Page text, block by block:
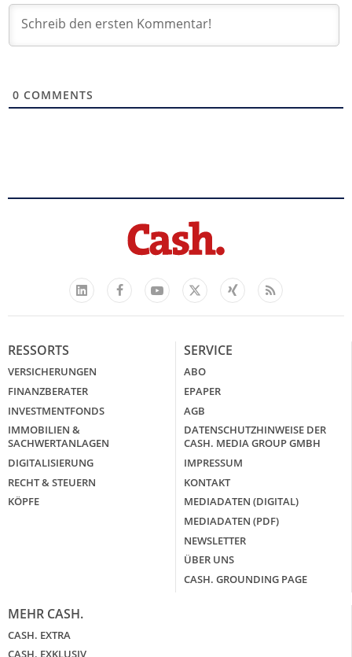
0 COMMENTS
LinkedIn
FacebookYouTube
X
Xing Feed
RESSORTS
VERSICHERUNGEN
FINANZBERATER
INVESTMENTFONDS
IMMOBILIEN &
SACHWERTANLAGEN
DIGITALISIERUNG
RECHT & STEUERN
KÖPFE
SERVICE
ABO
EPAPER
AGB
DATENSCHUTZHINWEISE DER
CASH. MEDIA GROUP GMBH
IMPRESSUM
KONTAKT
MEDIADATEN (DIGITAL)
MEDIADATEN (PDF)
NEWSLETTER
ÜBER UNS
CASH. GROUNDING PAGE
MEHR CASH.
CASH. EXTRA